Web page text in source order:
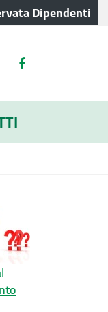
Dipendenti